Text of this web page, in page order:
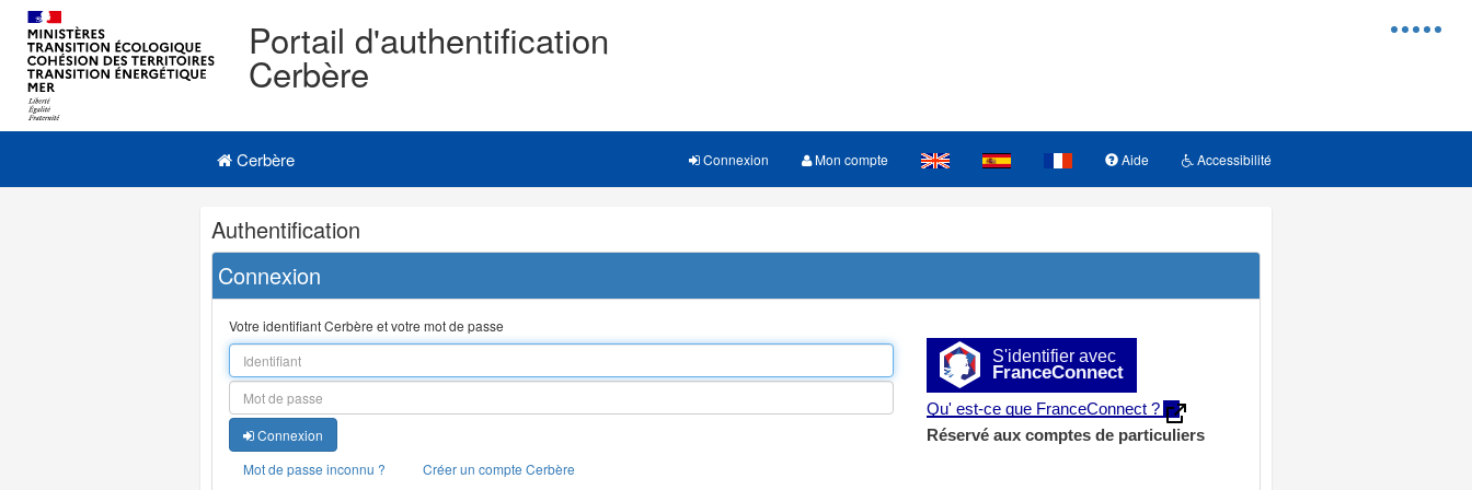
Menu
Portail d'authentification
Cerbère
Navigation
Menu principal
Cerbère Connexion Mon compte Aide Accessibilité
Navigation
et
outils
annexes
Authentification
Connexion
S'identifier avec
FranceConnect
Qu' est-ce que FranceConnect ?
Réservé aux comptes de particuliers
Votre identifiant Cerbère et votre mot de passe
Connexion
Mot de passe inconnu ?
Créer un compte Cerbère